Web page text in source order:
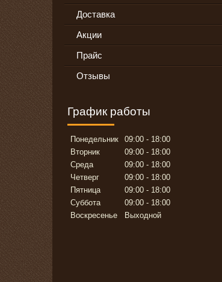
Доставка
Акции
Прайс
Отзывы
График работы
Понедельник 09:00
18:00
Вторник
09:00
18:00
Среда
09:00
18:00
Четверг
09:00
18:00
Пятница
09:00
18:00
Суббота
09:00
18:00
Воскресенье
Выходной